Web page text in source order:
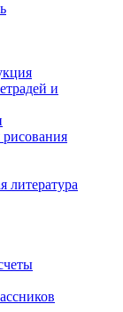
и
литература